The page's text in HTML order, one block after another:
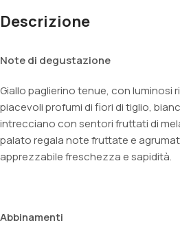
Descrizione
Note di degustazione
Giallo paglierino tenue, con luminosi
piacevoli profumi di fiori di tiglio,
intrecciano con sentori fruttati di
palato regala note fruttate e
apprezzabile freschezza e sapidità.
Abbinamenti